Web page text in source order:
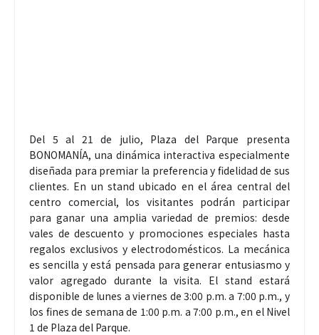
Del 5 al 21 de julio, Plaza del Parque presenta
BONOMANÍA, una dinámica interactiva especialmente
diseñada para premiar la preferencia y fidelidad de sus
clientes. En un stand ubicado en el área central del
centro comercial, los visitantes podrán participar
para ganar una amplia variedad de premios: desde
vales de descuento y promociones especiales hasta
regalos exclusivos y electrodomésticos. La mecánica
es sencilla y está pensada para generar entusiasmo y
valor agregado durante la visita. El stand estará
disponible de lunes a viernes de 3:00 p.m. a 7:00 p.m., y
los fines de semana de 1:00 p.m. a 7:00 p.m., en el Nivel
1 de Plaza del Parque.